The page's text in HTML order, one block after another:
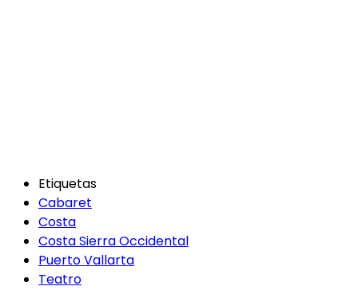
Etiquetas
Cabaret
Costa
Costa Sierra Occidental
Puerto Vallarta
Teatro